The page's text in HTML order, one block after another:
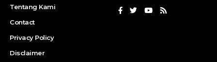
Tentang Kami
Contact
Privacy Policy
Disclaimer